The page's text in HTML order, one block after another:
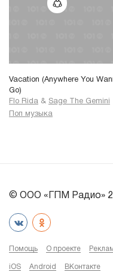
Vacation (Anywhere You
Go)
Flo Rida & Sage The Gemini
Поп музыка
© ООО «ГПМ Радио»
Помощь О проекте
iOS Android ВКонтакте